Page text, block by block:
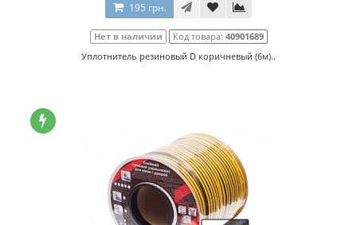
195 грн.
Нет в наличии Код товара: 40901689
Уплотнитель резиновый D коричневый (6м)..